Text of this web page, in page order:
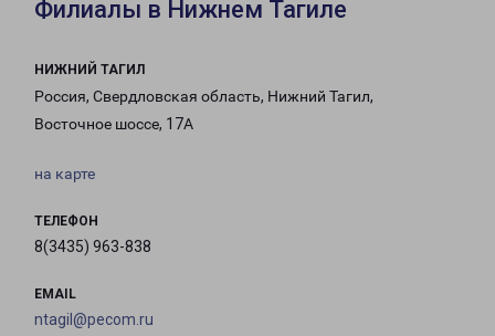
Филиалы в Нижнем Тагиле
НИЖНИЙ ТАГИЛ
Россия, Свердловская область, Нижний Тагил,
Восточное шоссе, 17А
на карте
ТЕЛЕФОН
8(3435) 963-838
EMAIL
ntagil@pecom.ru